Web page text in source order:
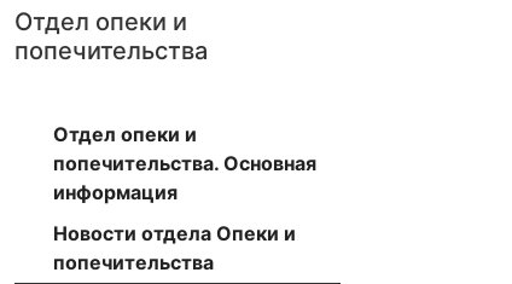
Отдел опеки и
попечительства
Отдел опеки и
попечительства. Основная
информация
Новости отдела Опеки и
попечительства